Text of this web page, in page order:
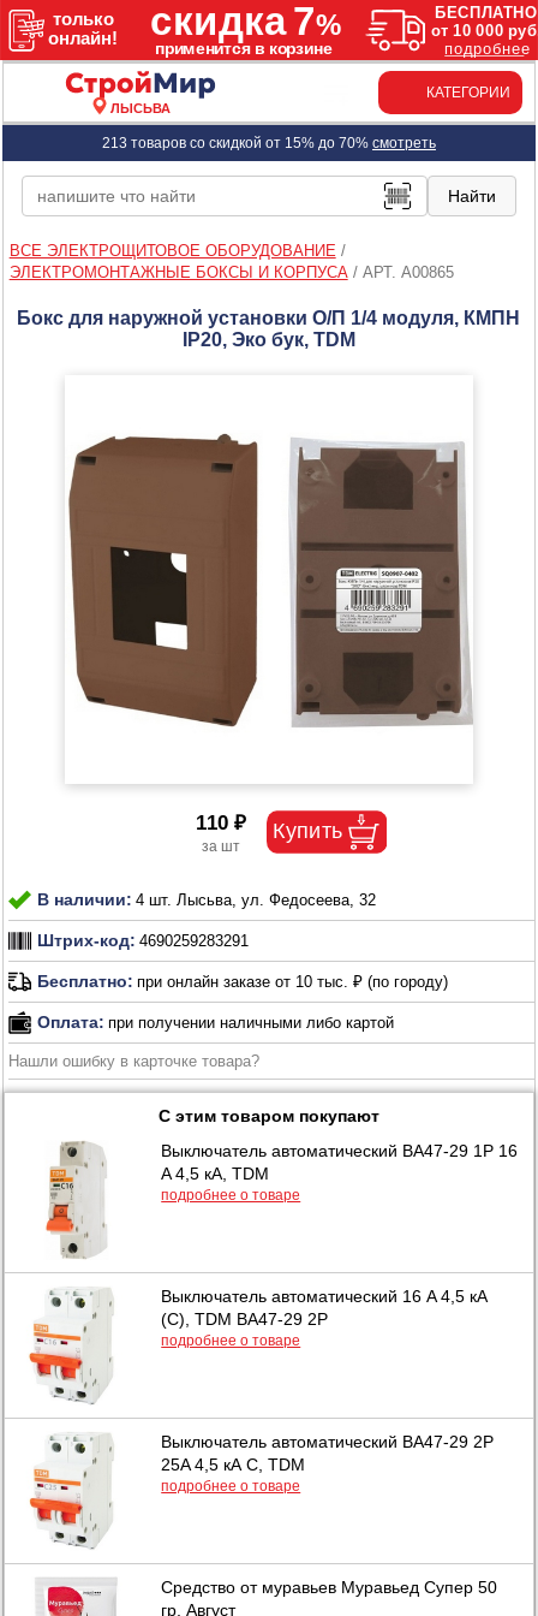
ЛЫСЬВА
КАТЕГОРИИ
213 товаров со скидкой от 15% до 70% смотреть
ВСЕ ЭЛЕКТРОЩИТОВОЕ ОБОРУДОВАНИЕ /
ЭЛЕКТРОМОНТАЖНЫЕ БОКСЫ И КОРПУСА/ АРТ. A00865
Бокс для наружной установки О/П 1/4 модуля, КМПН
IP20, Эко бук, TDM
110 ₽
В наличии: 4 шт. Лысьва, ул. Федосеева, 32
Штрих-код: 4690259283291
Бесплатно: при онлайн заказе от 10 тыс. ₽ (по городу)
Оплата: при получении наличными либо картой
Нашли ошибку в карточке товара?
С этим товаром покупают
Выключатель автоматический BA47-29 1P 16
A 4,5 кА, TDM
подробнее о товаре
Выключатель автоматический 16 A 4,5 кА
(C), TDM BA47-29 2P
подробнее о товаре
Выключатель автоматический BA47-29 2P
25A 4,5 кА C, TDM
подробнее о товаре
Средство от муравьев Муравьед Супер 50
гр, Август